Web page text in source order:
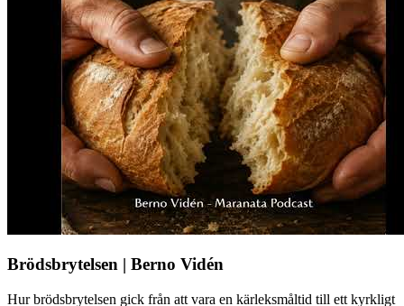
Brödsbrytelsen | Berno Vidén
Hur brödsbrytelsen gick från att vara en kärleksmåltid till ett kyrkligt